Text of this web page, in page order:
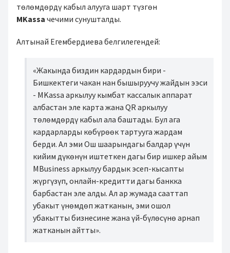
төлөмдөрдү кабыл алууга шарт түзгөн
MKassa чечими сунушталды.
Алтынай Егембердиева белгилегендей:
«Жакында биздин кардардын бири -
Бишкектеги чакан нан бышыруучу жайдын ээси
- MKassa аркылуу кымбат кассалык аппарат
албастан эле карта жана QR аркылуу
төлөмдөрдү кабыл ала баштады. Бул ага
кардарларды көбүрөөк тартууга жардам
берди. Ал эми Ош шаарындагы балдар үчүн
кийим дүкөнүн иштеткен дагы бир ишкер айым
MBusiness аркылуу бардык эсеп-кысапты
жүргүзүп, онлайн-кредитти дагы банкка
барбастан эле алды. Ал ар жумада сааттап
убакыт үнөмдөп жатканын, эми ошол
убакытты бизнесине жана үй-бүлөсүнө арнап
жатканын айтты».